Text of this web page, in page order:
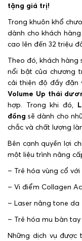
tặng giá trị!
Trong khuôn khổ
dành cho khách
cao lên đến 32 triệu
Theo đó, khách
nổi bật của chương
cải thiện độ đầy đặn
Volume Up thái
hợp. Trong khi đó,
đồng sẽ dành cho
chắc và chất lượng
Bên cạnh quyền lợi
một liệu trình nâng
– Trẻ hóa vùng cổ
– Vi điểm Collagen
– Laser nâng tone da
– Trẻ hóa mu bàn
Những dịch vụ được